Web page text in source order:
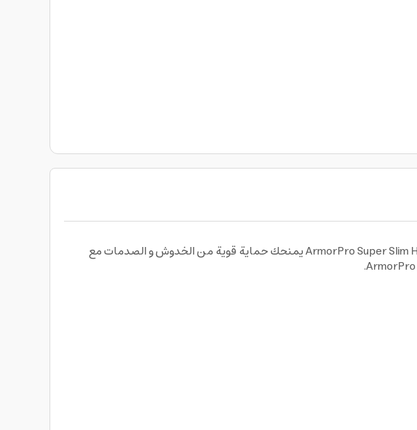
جراب ايفون 16 برو ماكس شفاف فائق النحافة من أرمور برو ArmorPro Super Slim Hard Clear Case for iPhone 16 Pro Max يمنحك حماية قوية من الخدوش و الصدمات مع